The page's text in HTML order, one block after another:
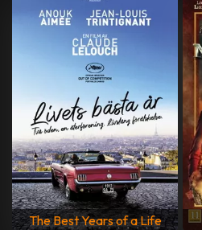
The Best Years of a Life